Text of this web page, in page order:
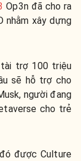
Op3n đã cho ra
nhằm xây dựng
trợ 100 triệu
sẽ hỗ trợ cho
người đang
cho trẻ
được Culture